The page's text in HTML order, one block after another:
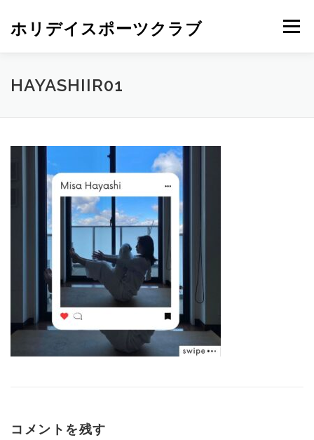
ホリデイスポーツクラブ メニュー
HAYASHIIR01
コメントを残す